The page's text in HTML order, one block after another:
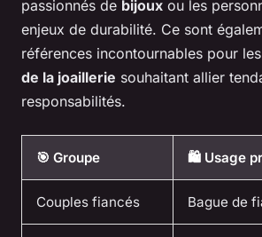
passionnés de bijoux ou les
enjeux de durabilité. Ce sont
références incontournables pour les
de la joaillerie souhaitant allier
responsabilités.
🎯 Groupe 🛍 Usage
Couples fiancés Bague de